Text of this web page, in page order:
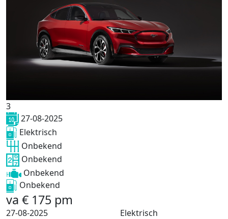
3
27-08-2025
Elektrisch
Onbekend
Onbekend
Onbekend
Onbekend
va € 175 pm
27-08-2025
Elektrisch